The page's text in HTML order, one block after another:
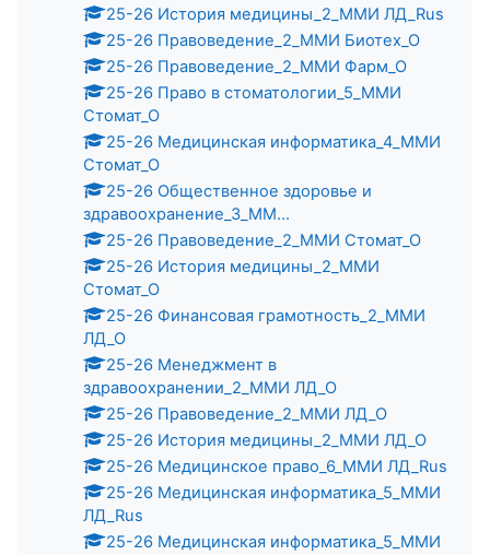
25-26 История медицины_2_ММИ ЛД_Rus
25-26 Правоведение_2_ММИ Биотех_О
25-26 Правоведение_2_ММИ Фарм_О
25-26 Право в стоматологии_5_ММИ
Стомат_О
25-26 Медицинская информатика_4_ММИ
Стомат_О
25-26 Общественное здоровье и
здравоохранение_3_ММ...
25-26 Правоведение_2_ММИ Стомат_О
25-26 История медицины_2_ММИ
Стомат_О
25-26 Финансовая грамотность_2_ММИ
ЛД_О
25-26 Менеджмент в
здравоохранении_2_ММИ ЛД_О
25-26 Правоведение_2_ММИ ЛД_О
25-26 История медицины_2_ММИ ЛД_О
25-26 Медицинское право_6_ММИ ЛД_Rus
25-26 Медицинская информатика_5_ММИ
ЛД_Rus
25-26 Медицинская информатика_5_ММИ